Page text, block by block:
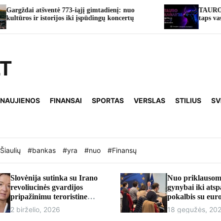
nuo
TAURO RAGAS’26: Tauragė keturioms
taps vasaros švenčių sostine
FINANSAI SPORTAS VERSLAS STILIUS
#bankas #yra #nuo #Finansų
Slovėnija sutinka su Irano
revoliucinės gvardijos
pripažinimu teroristine
organizacija
2 birželio, 2026
Nuo
gynybai iki
pokalbis su
Andriumi
18 gegužės,